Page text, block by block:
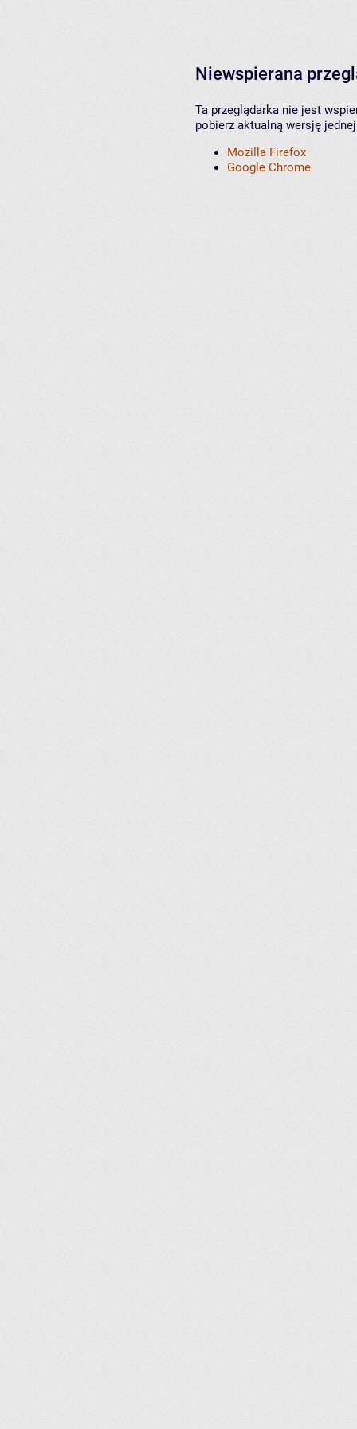
Niewspierana
Ta przeglądarka nie jest
pobierz aktualną wersję
Mozilla Firefox
Google Chrome